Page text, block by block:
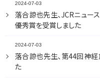
2024-07-03
落合諒也先生、JCRニュー
優秀賞を受賞しました
2024-07-03
落合諒也先生、第44回神経
た